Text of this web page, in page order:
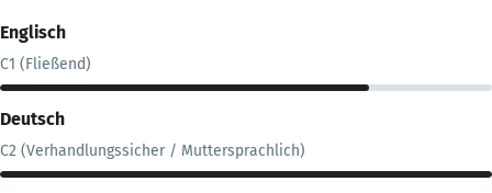
Englisch
C1 (Fließend)
Deutsch
C2 (Verhandlungssicher / Muttersprachlich)